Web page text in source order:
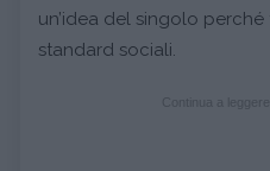
un’idea del singolo
standard sociali.